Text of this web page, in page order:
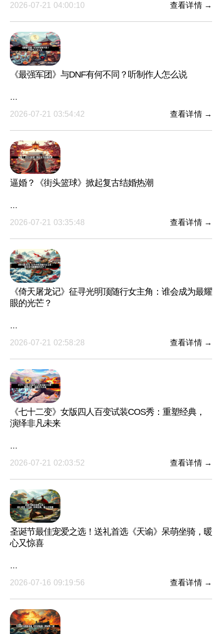
2026-07-21 04:00:10
查看详情 →
《最强军团》与DNF有何不同？听制作人怎么说
···
2026-07-21 03:54:42
查看详情 →
逼婚？《街头篮球》掀起复古结婚热潮
···
2026-07-21 03:35:48
查看详情 →
《倚天屠龙记》征寻光明顶随行女主角：谁会成为最耀
眼的光芒？
···
2026-07-21 02:58:28
查看详情 →
《七十二变》女版四人百变试装COS秀：重塑经典，
演绎非凡未来
···
2026-07-21 02:03:52
查看详情 →
圣诞节最佳宠爱之选！送礼首选《天谕》呆萌坐骑，暖
心又惊喜
···
2026-07-16 09:19:56
查看详情 →